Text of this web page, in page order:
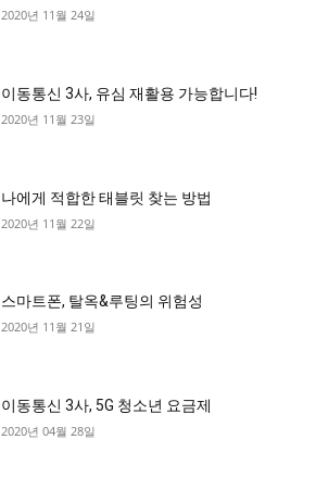
2020년 11월 24일
이동통신 3사, 유심 재활용 가능합니다!
2020년 11월 23일
나에게 적합한 태블릿 찾는 방법
2020년 11월 22일
스마트폰, 탈옥&루팅의 위험성
2020년 11월 21일
이동통신 3사, 5G 청소년 요금제
2020년 04월 28일